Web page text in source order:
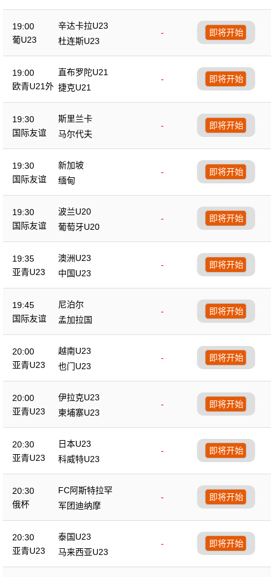
19:00
葡U23
辛达卡拉U23
-
杜连斯U23
即将开始
19:00
欧青U21外
直布罗陀U21
-
捷克U21
即将开始
19:30
国际友谊
斯里兰卡
-
马尔代夫
即将开始
19:30
国际友谊
新加坡
-
缅甸
即将开始
19:30
国际友谊
波兰U20
-
葡萄牙U20
即将开始
19:35
亚青U23
澳洲U23
-
中国U23
即将开始
19:45
国际友谊
尼泊尔
-
孟加拉国
即将开始
20:00
亚青U23
越南U23
-
也门U23
即将开始
20:00
亚青U23
伊拉克U23
-
柬埔寨U23
即将开始
20:30
亚青U23
日本U23
-
科威特U23
即将开始
20:30
俄杯
FC阿斯特拉罕
-
军团迪纳摩
即将开始
20:30
亚青U23
泰国U23
-
马来西亚U23
即将开始